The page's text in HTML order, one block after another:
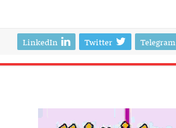
Telegram
Twitter
LinkedIn